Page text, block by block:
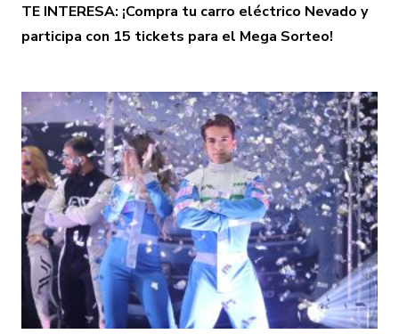
TE INTERESA: ¡Compra tu carro eléctrico Nevado y
participa con 15 tickets para el Mega Sorteo!